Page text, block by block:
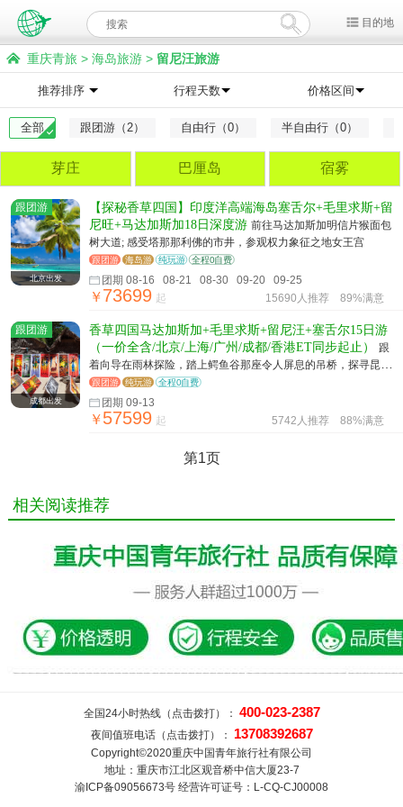
目的地
重庆青旅 > 海岛旅游 > 留尼汪旅游
推荐排序 行程天数 价格区间
全部 跟团游（2） 自由行（0） 半自由行（0）
芽庄 巴厘岛 宿雾
跟团游
北京出发
【探秘香草四国】印度洋高端海岛塞舌尔+毛里求斯+留
尼旺+马达加斯加18日深度游 前往马达加斯加明信片猴面包
树大道; 感受塔那那利佛的市井，参观权力象征之地女王宫
跟团游 海岛游 纯玩游 全程0自费
团期 08-16 08-21 08-30 09-20 09-25
￥73699 起 15690人推荐 89%满意
跟团游
成都出发
香草四国马达加斯加+毛里求斯+留尼汪+塞舌尔15日游
（一价全含/北京/上海/广州/成都/香港ET同步起止）
跟
着向导在雨林探险，踏上鳄鱼谷那座令人屏息的吊桥，探寻昆虫
的世界，品尝世界最著名的留尼汪朗姆酒。
跟团游 纯玩游 全程0自费
团期 09-13
￥57599 起 5742人推荐 88%满意
第1页
相关阅读推荐
全国24小时热线（点击拨打）： 400-023-2387
夜间值班电话（点击拨打）： 13708392687
Copyright©2020重庆中国青年旅行社有限公司
地址：重庆市江北区观音桥中信大厦23-7
渝ICP备09056673号 经营许可证号：L-CQ-CJ00008